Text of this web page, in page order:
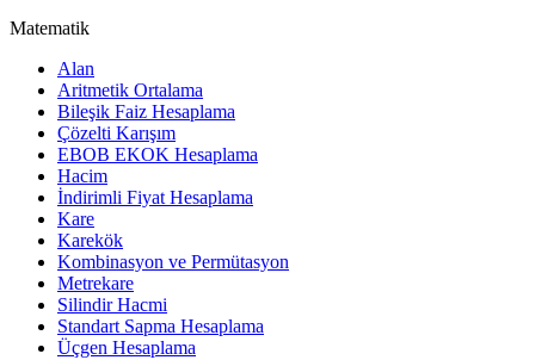
Matematik
Alan
Aritmetik Ortalama
Bileşik Faiz Hesaplama
Çözelti Karışım
EBOB EKOK Hesaplama
Hacim
İndirimli Fiyat Hesaplama
Kare
Karekök
Kombinasyon ve Permütasyon
Metrekare
Silindir Hacmi
Standart Sapma Hesaplama
Üçgen Hesaplama